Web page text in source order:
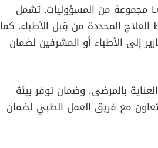
يتضمن دور Registered Nurse في شركة Luxlife Home Healthcare مجموعة من المسؤوليات. تشمل
المحددة من قِبل الأطباء. كما
إلى الأطباء أو المشرفين لضمان
بالمرضى، وضمان توفر بيئة
مع فريق العمل الطبي لضمان